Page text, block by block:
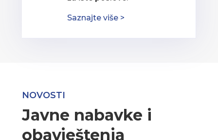
Saznajte više >
NOVOSTI
Javne nabavke i
obavještenja